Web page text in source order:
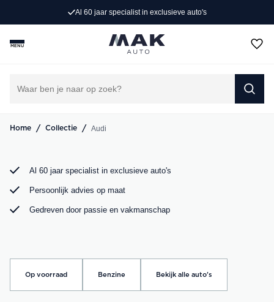
Al 60 jaar specialist in exclusieve auto's
MENU
Home / Collectie / Audi
Op zoek naar een exclusieve Audi occasion? Bij MAK
Auto vind je een zorgvuldig geselecteerd aanbod, van de
sportieve Audi A3 tot de krachtige Audi RS6. Bekijk ons
Al 60 jaar specialist in exclusieve auto's
Persoonlijk advies op maat
Gedreven door passie en vakmanschap
Op voorraad Benzine Bekijk alle auto's